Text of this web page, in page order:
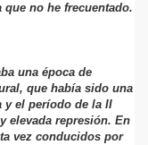
no he frecuentado.
una época de
que había sido una
y el período de la II
elevada represión. En
vez conducidos por